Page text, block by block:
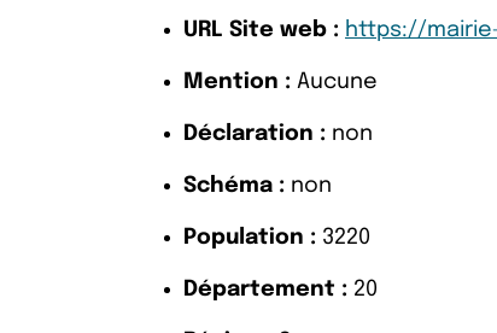
URL Site web : https://
Mention : Aucune
Déclaration : non
Schéma : non
Population : 3220
Département : 20